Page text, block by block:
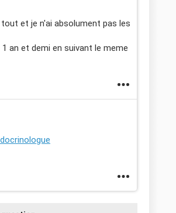
et je n'ai absolument pas les
an et demi en suivant le meme